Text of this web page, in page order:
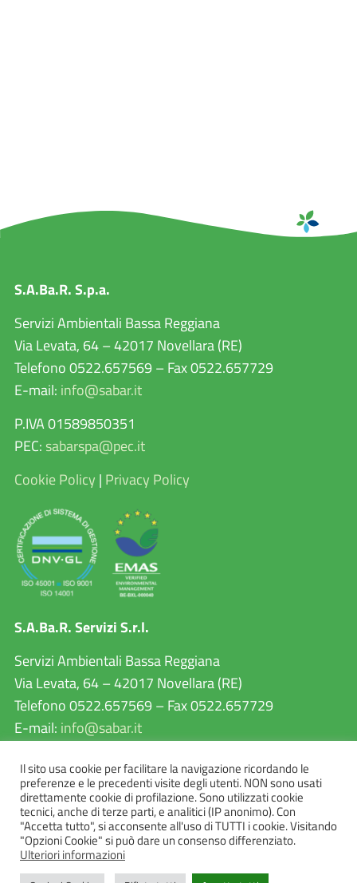
S.A.Ba.R. S.p.a.
Servizi Ambientali Bassa Reggiana
Via Levata, 64 – 42017 Novellara (RE)
Telefono 0522.657569 – Fax 0522.657729
E-mail: info@sabar.it
P.IVA 01589850351
PEC: sabarspa@pec.it
Cookie Policy | Privacy Policy
S.A.Ba.R. Servizi S.r.l.
Servizi Ambientali Bassa Reggiana
Via Levata, 64 – 42017 Novellara (RE)
Telefono 0522.657569 – Fax 0522.657729
E-mail: info@sabar.it
P.IVA 02460240357
PEC:sabarservizisrl@pec.it
Il sito usa cookie per facilitare la navigazione ricordando le
preferenze e le precedenti visite degli utenti. NON sono usati
direttamente cookie di profilazione. Sono utilizzati cookie
tecnici, anche di terze parti, e analitici (IP anonimo). Con
"Accetta tutto", si acconsente all'uso di TUTTI i cookie. Visitando
"Opzioni Cookie" si può dare un consenso differenziato.
Ulteriori informazioni